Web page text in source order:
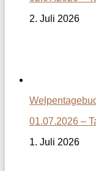
2. Juli 2026
01.07.2026 –
1. Juli 2026